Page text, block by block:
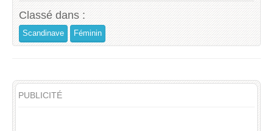
Classé dans :
Scandinave Féminin
PUBLICITÉ